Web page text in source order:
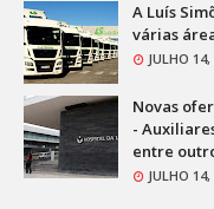
A Luís
várias
JULHO
Novas
-
entre
JULHO